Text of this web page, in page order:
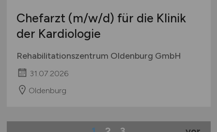
Chefarzt (m/w/d) für die Klinik
der Kardiologie
Rehabilitationszentrum Oldenburg GmbH
31.07.2026
Oldenburg